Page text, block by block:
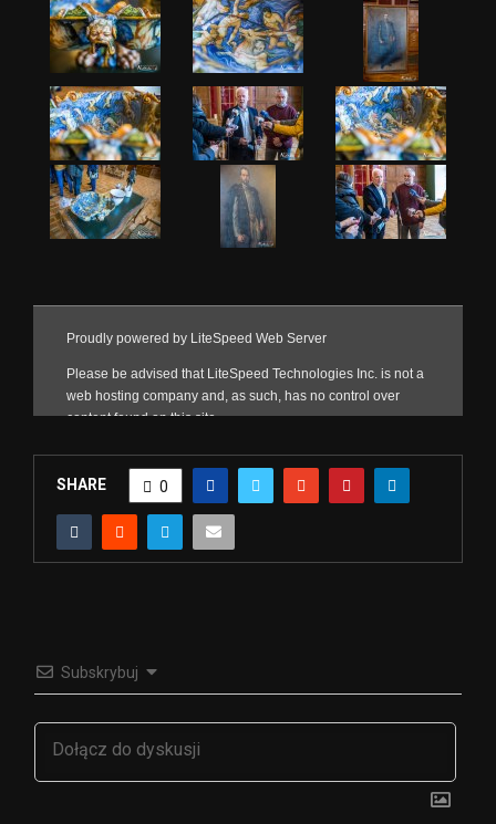
SHARE 0
Subskrybuj